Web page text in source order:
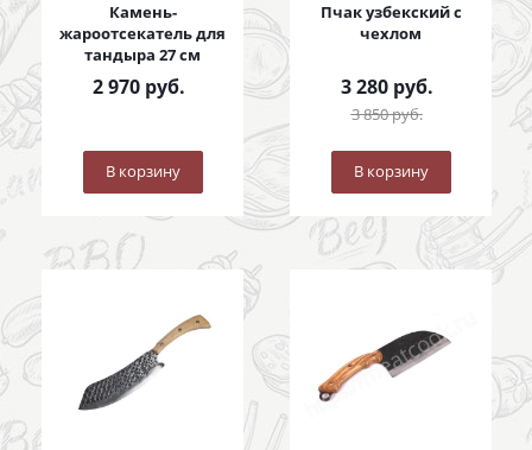
Камень-
жароотсекатель для
тандыра 27 см
2 970руб.
В корзину
Пчак узбекский с
чехлом
3 280руб.
3 850руб.
В корзину